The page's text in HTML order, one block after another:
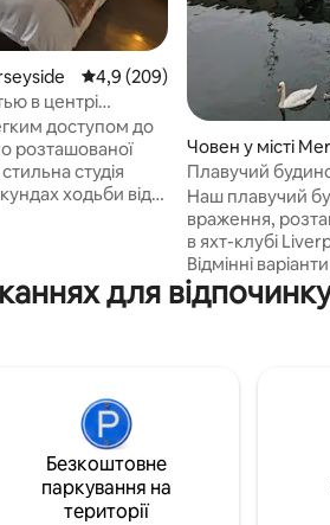
Середня оцінка: 4,9 з 5,
4,9 (209)
в центрі
доступом до
розташованої
ходьби від
смак. У
від
парома Мерсі.
які хочуть
Човен у місті
Плавучий
Наш плавучий
враження,
в яхт-клубі
Відмінні
транспорту біля
безліч барів,
зручні ліжка,
Netflix у всіх
зустрітися на
для
Безкоштовне
паркування на
території